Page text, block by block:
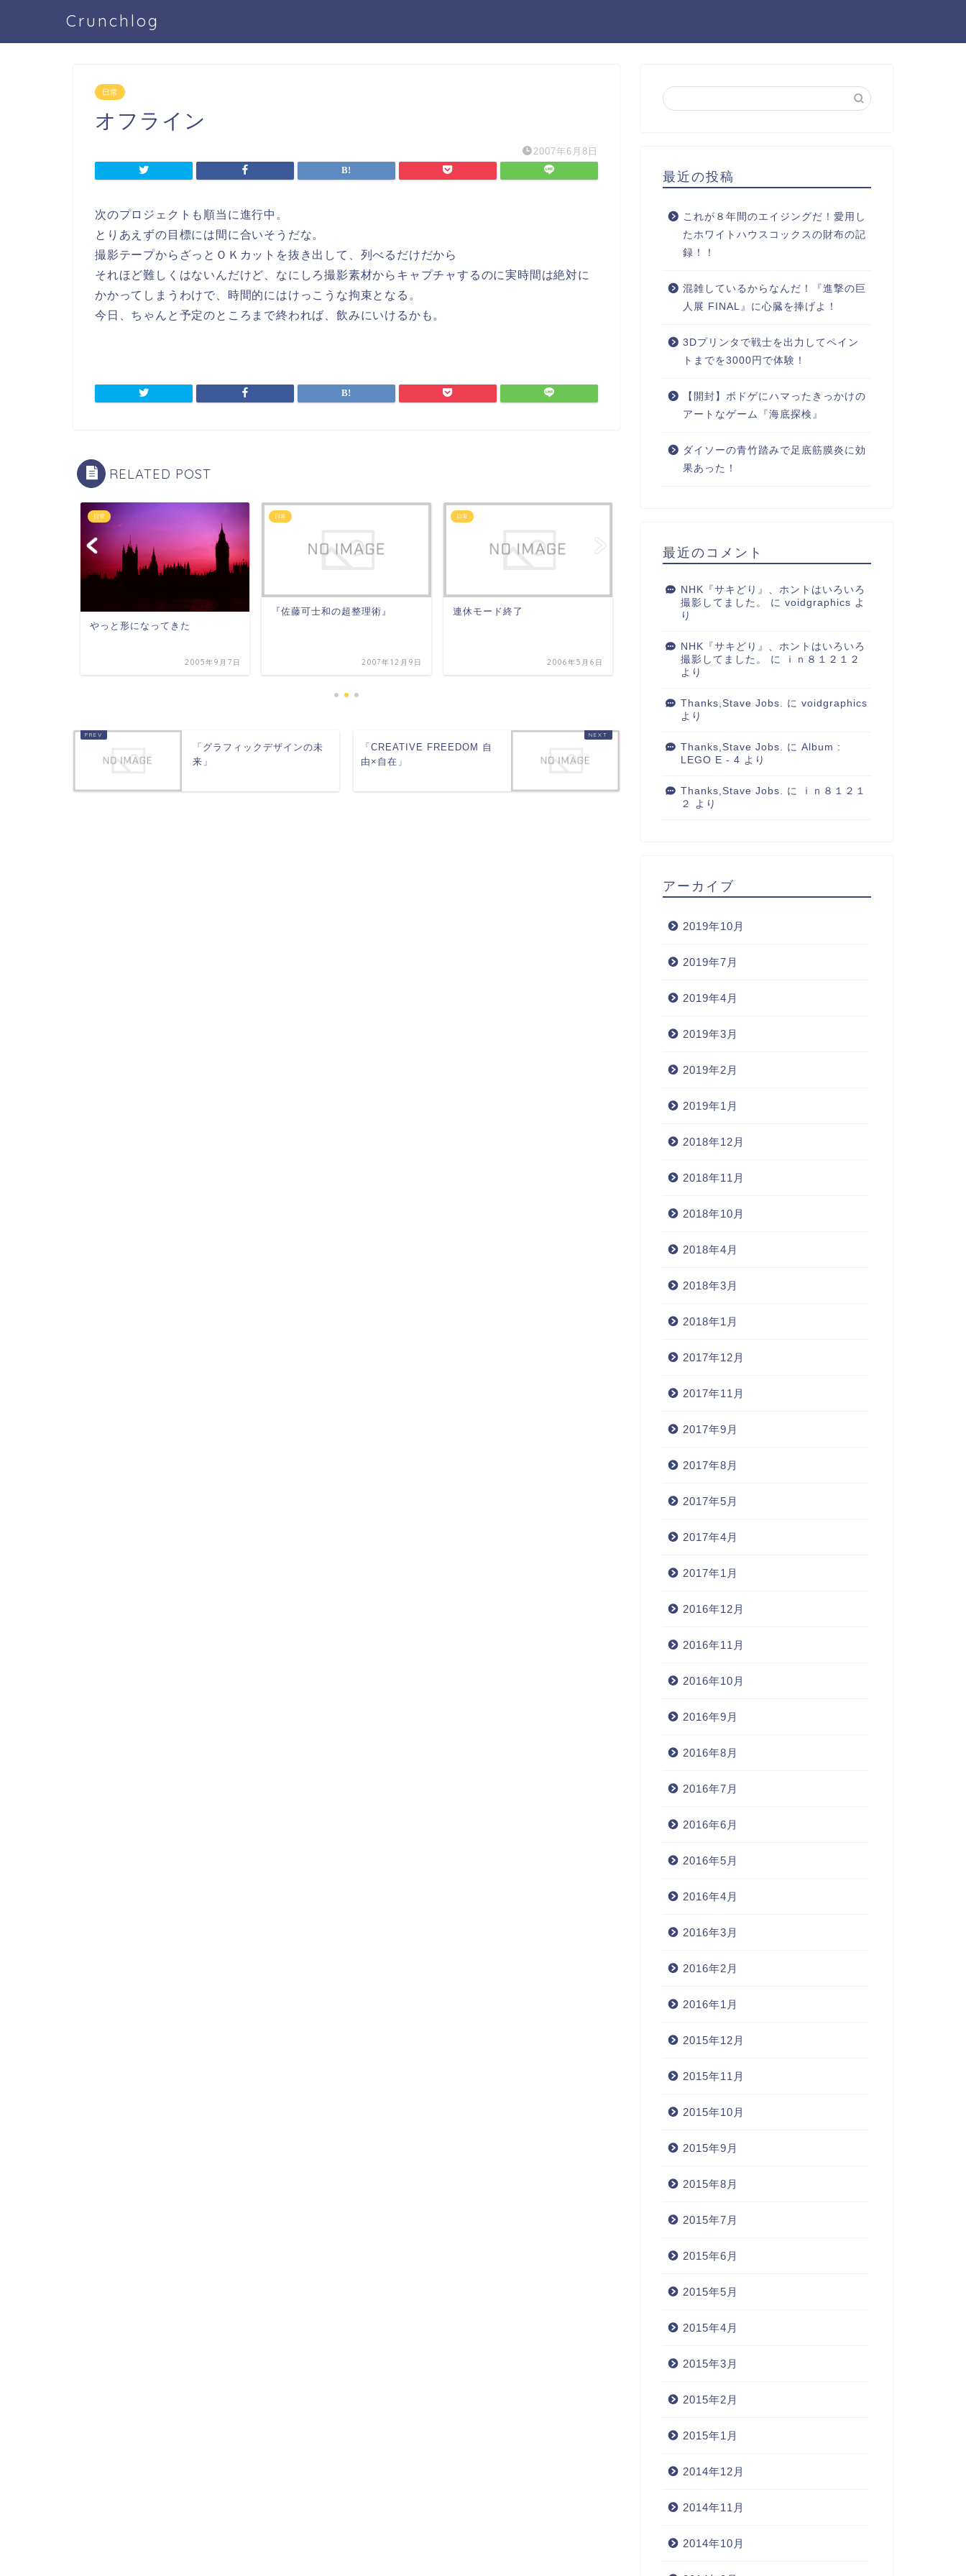
Crunchlog
日常
オフライン
2007年6月8日
次のプロジェクトも順当に進行中。
とりあえずの目標には間に合いそうだな。
撮影テープからざっとＯＫカットを抜き出して、列べるだけだから
それほど難しくはないんだけど、なにしろ撮影素材からキャプチャするのに実時間は絶対に
かかってしまうわけで、時間的にはけっこうな拘束となる。
今日、ちゃんと予定のところまで終われば、飲みにいけるかも。
RELATED POST
日常
やっと形になってきた
2005年9月7日
日常
『佐藤可士和の超整理術』
2007年12月9日
日常
連休モード終了
2006年5月6日 2005年9月7日
『佐藤可士和の超整理術』
「グラフィックデザインの未
来」
「CREATIVE FREEDOM 自
由×自在」
最近の投稿
これが８年間のエイジングだ！愛用し
たホワイトハウスコックスの財布の記
録！！
混雑しているからなんだ！『進撃の巨
人展 FINAL』に心臓を捧げよ！
3Dプリンタで戦士を出力してペイン
トまでを3000円で体験！
【開封】ボドゲにハマったきっかけの
アートなゲーム『海底探検』
ダイソーの青竹踏みで足底筋膜炎に効
果あった！
最近のコメント
NHK『サキどり』、ホントはいろいろ
撮影してました。
に voidgraphics よ
り
NHK『サキどり』、ホントはいろいろ
撮影してました。
に
ｉｎ８１２１２
より
Thanks,Stave Jobs. に voidgraphics
より
Thanks,Stave Jobs. に Album :
LEGO E - 4 より
Thanks,Stave Jobs. に
ｉｎ８１２１
２
より
アーカイブ
2019年10月
2019年7月
2019年4月
2019年3月
2019年2月
2019年1月
2018年12月
2018年11月
2018年10月
2018年4月
2018年3月
2018年1月
2017年12月
2017年11月
2017年9月
2017年8月
2017年5月
2017年4月
2017年1月
2016年12月
2016年11月
2016年10月
2016年9月
2016年8月
2016年7月
2016年6月
2016年5月
2016年4月
2016年3月
2016年2月
2016年1月
2015年12月
2015年11月
2015年10月
2015年9月
2015年8月
2015年7月
2015年6月
2015年5月
2015年4月
2015年3月
2015年2月
2015年1月
2014年12月
2014年11月
2014年10月